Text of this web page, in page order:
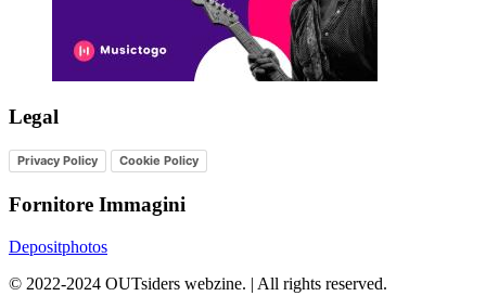
Legal
Privacy Policy Cookie Policy
Fornitore Immagini
Depositphotos
© 2022-2024 OUTsiders webzine. | All rights reserved.